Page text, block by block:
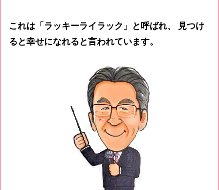
これは「ラッキーライラック」と呼ばれ、 見つけ
ると幸せになれると言われています。